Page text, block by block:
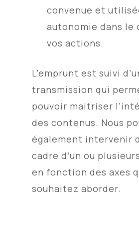
convenue et
autonomie dans le
vos actions.
L’emprunt est suivi
transmission qui
pouvoir maitriser
des contenus. Nous
également intervenir
cadre d’un ou
en fonction des axes
souhaitez aborder.